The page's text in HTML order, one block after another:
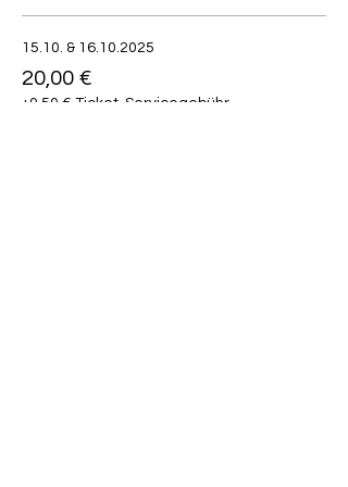
15.10. & 16.10.2025
20,00 €
+0,50 € Ticket-Servicegebühr